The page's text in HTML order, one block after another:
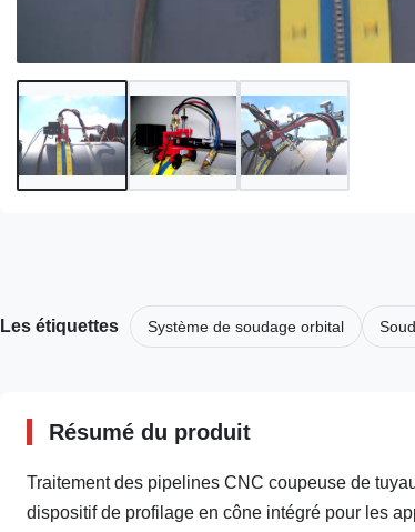
Les étiquettes Système de soudage orbital
Résumé du produit
Traitement des pipelines CNC coupeuse de
dispositif de profilage en cône intégré pour les